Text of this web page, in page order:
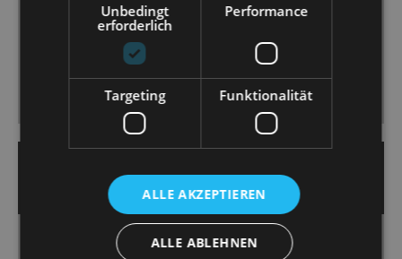
Idee der „Hollywood Harmonists“, sieben männliche
Chorgesang à la Comedian Harmonists bieten und
witzig choreografierte Bewegungsabläufe, die man
sich gern anschaut.
DRESDNER MORGENPOST
Einsame Diva
Unbedingt
erforderlich
Performance
Targeting Funktionalität
ALLE AKZEPTIEREN
ALLE ABLEHNEN